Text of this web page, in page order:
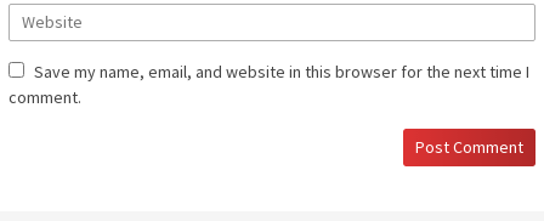
Save my name, email, and website in this browser for the next time I
comment.